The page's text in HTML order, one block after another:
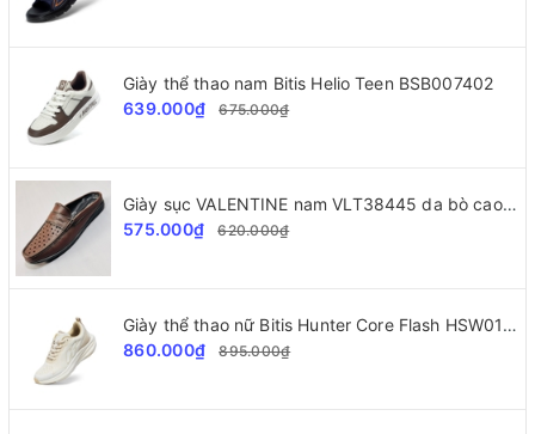
Giày thể thao nam Bitis Helio Teen BSB007402
639.000₫
675.000₫
Giày sục VALENTINE nam VLT38445 da bò cao cấp
575.000₫
620.000₫
Giày thể thao nữ Bitis Hunter Core Flash HSW010800
860.000₫
895.000₫